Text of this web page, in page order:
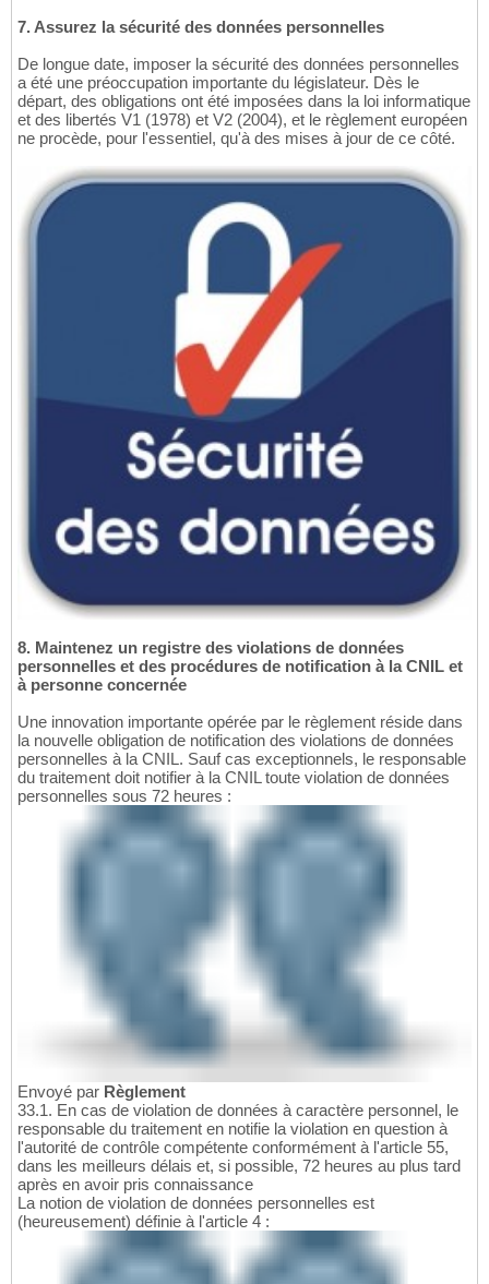
7. Assurez la sécurité des données personnelles
De longue date, imposer la sécurité des données personnelles
a été une préoccupation importante du législateur. Dès le
départ, des obligations ont été imposées dans la loi informatique
et des libertés V1 (1978) et V2 (2004), et le règlement européen
ne procède, pour l'essentiel, qu'à des mises à jour de ce côté.
8. Maintenez un registre des violations de données
personnelles et des procédures de notification à la CNIL et
à personne concernée
Une innovation importante opérée par le règlement réside dans
la nouvelle obligation de notification des violations de données
personnelles à la CNIL. Sauf cas exceptionnels, le responsable
du traitement doit notifier à la CNIL toute violation de données
personnelles sous 72 heures :
Envoyé par Règlement
33.1. En cas de violation de données à caractère personnel, le
responsable du traitement en notifie la violation en question à
l'autorité de contrôle compétente conformément à l'article 55,
dans les meilleurs délais et, si possible, 72 heures au plus tard
après en avoir pris connaissance
La notion de violation de données personnelles est
(heureusement) définie à l'article 4 :